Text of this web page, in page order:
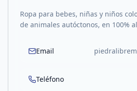
Ropa para bebes, niñas y niños
de animales autóctonos, en 100%
Email
Teléfono